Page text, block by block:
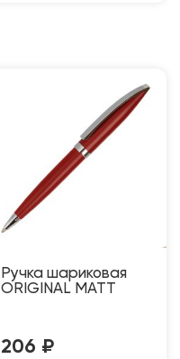
Ручка шариковая
ORIGINAL MATT
206 ₽